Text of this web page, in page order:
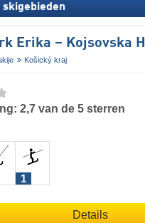
skigebieden
Erika – Kojsovska
Košický kraj
2,7 van de 5 sterren
1
Details